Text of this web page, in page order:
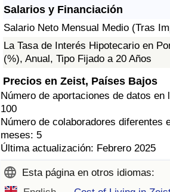
Salarios y Financiación
Salario Neto Mensual Medio (Tras
La Tasa de Interés Hipotecario en
(%), Anual, Tipo Fijado a 20 Años
Precios en Zeist, Países Bajos
Número de aportaciones de datos
100
Número de colaboradores diferentes
meses: 5
Última actualización: Febrero 2025
Esta página en otros idiomas: